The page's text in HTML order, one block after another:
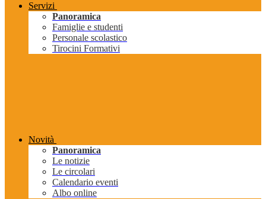
Servizi
Panoramica
Famiglie e studenti
Personale scolastico
Tirocini Formativi
Novità
Panoramica
Le notizie
Le circolari
Calendario eventi
Albo online